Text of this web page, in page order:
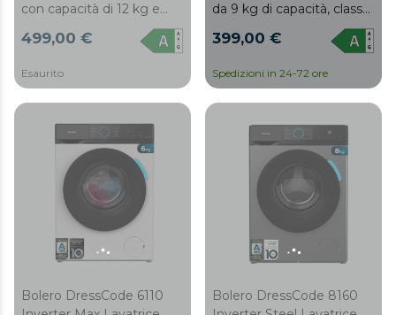
con capacità di 12 kg e
programmi, classe A-20 %,
elegante pannello in
acciaio inox, SteamMax,
Drum Clean, Allergy Care,
Pearl Drum, Delay Start,
Función Silence, Stop&Go
e Kid Lock.
499,00 €
Esaurito
da 9 kg di capacità, classe
A-30%, 1400 giri/min, 12
programmi, Classe A,
Steam Max, Drum Clean,
Delay Start, PreWash,
KidLock e pannello di
controllo LED.
399,00 €
Spedizioni in 24-72 ore
Bolero DressCode 6110
Bolero DressCode 8160